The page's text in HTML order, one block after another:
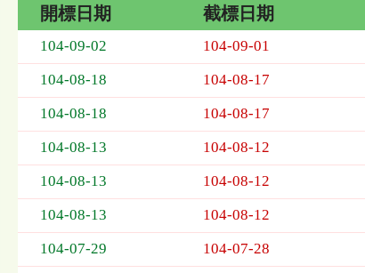
購
表，
位
為：
開標日期 截標日期
104-09-02 104-09-01
104-08-18 104-08-17
104-08-18 104-08-17
104-08-13 104-08-12
104-08-13 104-08-12
104-08-13 104-08-12
104-07-29 104-07-28